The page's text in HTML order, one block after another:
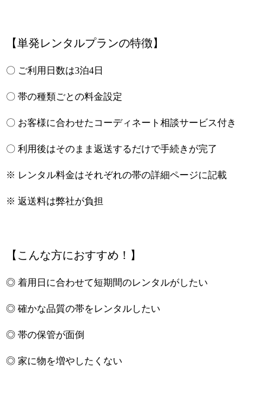
【単発レンタルプランの特徴】
〇 ご利用日数は3泊4日
〇 帯の種類ごとの料金設定
〇 お客様に合わせたコーディネート相談サービス付き
〇 利用後はそのまま返送するだけで手続きが完了
※ レンタル料金はそれぞれの帯の詳細ページに記載
※ 返送料は弊社が負担
【こんな方におすすめ！】
◎ 着用日に合わせて短期間のレンタルがしたい
◎ 確かな品質の帯をレンタルしたい
◎ 帯の保管が面倒
◎ 家に物を増やしたくない